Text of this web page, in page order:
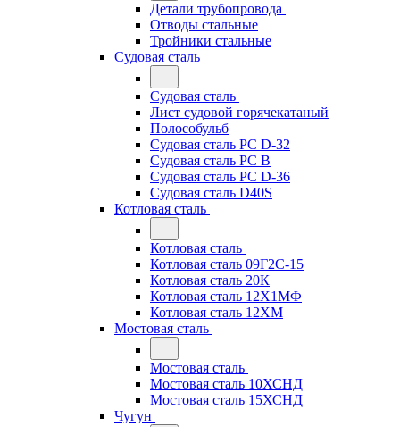
Детали трубопровода
Отводы стальные
Тройники стальные
Судовая сталь
Судовая сталь
Лист судовой горячекатаный
Полособульб
Судовая сталь РС D-32
Судовая сталь РС В
Судовая сталь РС D-36
Судовая сталь D40S
Котловая сталь
Котловая сталь
Котловая сталь 09Г2С-15
Котловая сталь 20К
Котловая сталь 12Х1МФ
Котловая сталь 12ХМ
Мостовая сталь
Мостовая сталь
Мостовая сталь 10ХСНД
Мостовая сталь 15ХСНД
Чугун